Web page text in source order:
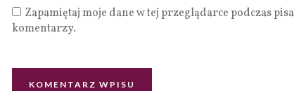
Zapamiętaj moje dane w tej przeglądarce podczas
komentarzy.